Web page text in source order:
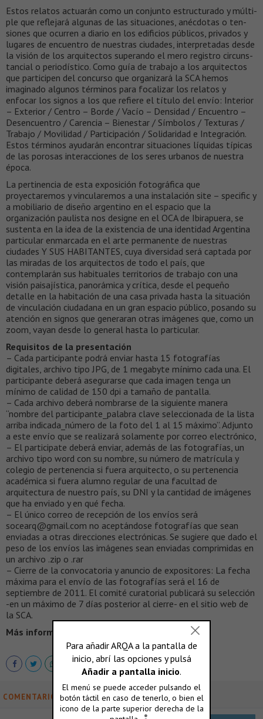
Es­tos re­la­tos ac­tuarán co­mo un con­jun­to es­truc­tu­ra­do y múl­ti­
ple que re­fle­jará al­gu­nas de las si­tua­cio­nes, anécdotas o ten­
sio­nes que ocurren a diario en los edificios públicos, privados y
lugares de encuentro de nuestras ciudades, in­ter­pre­ta­das des­de
la vi­sión de los ar­qui­tec­tos su­pe­ran­do el me­ro re­gis­tro cir­cuns­
tan­cial o pe­rio­dís­ti­co. Co­mo guía de tra­ba­jo a los arquitectos
que participen del concurso que organizará la SCA hemos
imaginado al­gu­nos tér­mi­nos pa­ra fo­ca­li­zar los re­la­tos y
enfocar los signos a los que refiere el título del envío: Interior
– Exterior / Centro – Borde / Vacío – Den­si­dad / En­cuen­tro –
Desencuentro / Ca­ren­cia – Bie­nes­tar / Símbolos / Texturas /
Trabajo / Movilidad / Participación / Solidaridad e Integración.
Estos términos ayudarán encontrar situaciones líquidas típicas
de las porosas interacciones de los seres urbanos de nuestra
época.
La pertinencia de esta exposición fotográfica que
proyectaremos y vincularemos a una instalación site – specific y
a mobiliario de diseño argentino en el espacio que la
organización paulista nos designe en el OCA de Ibirapuera, se
sustenta en la idea de la existencia de una identidad Argentina
particular enmarcada en el arte permanente de nuestras
ciudades Y SUS HABITANTES, cuya diversidad será captada por
las miradas de los arquitectos de todo el país, que
contemplarán sus habituales territorios de trabajo con una
visión paisajística, panorámica y crítica, desde el pequeño
detalle en la habitación de una casa privada hasta la situación
de vinculación ciudadana en un gran espacio público, posando su
atención en signos que generaran otras imágenes que, como un
zoom, vayan desde lo general hasta lo particular.
Requisitos de la presentación
– Cada participante podrá enviar hasta 15 fotografías
digitales, archivo tipo JPG, de 1 megabyte mínimo cada una. El
participante deberá asegurarse que cada imagen tenga un
mínimo de calidad de 150 dpi a tamaño de pantalla.
– Cada archivo deberá nombrarse de la siguiente manera
“nombre del participante_palabra clave seleccionada de la lista
arriba indicada_número de la foto del 1 al 15 máximo”. Adjunto
a este envío que se realizará solamente por correo electrónico,
– El participate deberá enviar, además de las fotografías, un
archivo tipo word con su nombre, su número de matrícula y
colegio de pertenencia si fuera arquitecto, o su pertenencia
académica si fuera alumno regular de una facultad de
arquitectura de nuestro país, su DNI y la cantidad de imágenes
que ha enviado y en qué fecha.
– El único correo de recepción de los envíos será
socearq@gmail.com no aceptándose fotografías que sean
enviadas a otras direcciones electrónicas. Se sugiere que dado el
peso de los envíos las imágenes sean enviadas comprimidas en
un archivo .zip o .rar
– Cierre de la convocatoria y anuncio de expositores: La fecha
máxima para el envío de las fotografías será el 16 de
septiembre de 2011. El comité curatorial publicará su selección
-en un máximo de 7 días posterior al cierre- en el sitio web de
la SCA.
Más información >
COMENTARIOS